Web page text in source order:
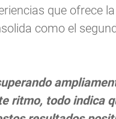
que ofrece
como el
ritmo, todo indica